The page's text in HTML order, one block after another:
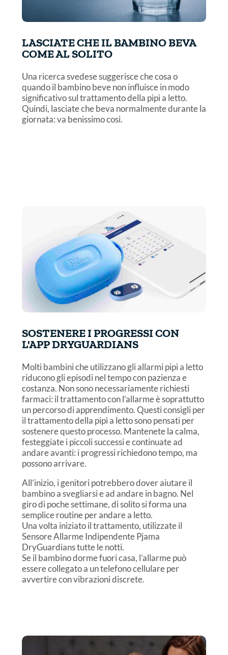
LASCIATE CHE IL BAMBINO BEVA
COME AL SOLITO
Una ricerca svedese suggerisce che cosa o
quando il bambino beve non influisce in modo
significativo sul trattamento della pipì a letto.
Quindi, lasciate che beva normalmente durante la
giornata: va benissimo così.
SOSTENERE I PROGRESSI CON
L'APP DRYGUARDIANS
Molti bambini che utilizzano gli allarmi pipì a letto
riducono gli episodi nel tempo con pazienza e
costanza. Non sono necessariamente richiesti
farmaci: il trattamento con l’allarme è soprattutto
un percorso di apprendimento. Questi consigli per
il trattamento della pipì a letto sono pensati per
sostenere questo processo. Mantenete la calma,
festeggiate i piccoli successi e continuate ad
andare avanti: i progressi richiedono tempo, ma
possono arrivare.
All’inizio, i genitori potrebbero dover aiutare il
bambino a svegliarsi e ad andare in bagno. Nel
giro di poche settimane, di solito si forma una
semplice routine per andare a letto.
Una volta iniziato il trattamento, utilizzate il
Sensore Allarme Indipendente Pjama
DryGuardians tutte le notti.
Se il bambino dorme fuori casa, l’allarme può
essere collegato a un telefono cellulare per
avvertire con vibrazioni discrete.